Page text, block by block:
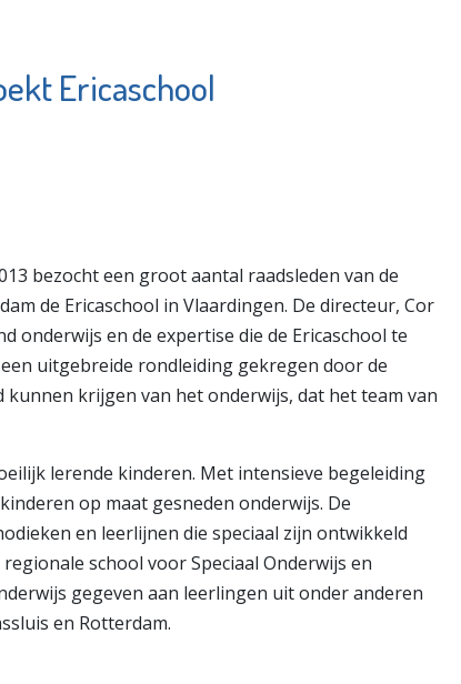
Ericaschool
bezocht een groot aantal raadsleden van de
de Ericaschool in Vlaardingen. De directeur, Cor
onderwijs en de expertise die de Ericaschool te
uitgebreide rondleiding gekregen door de
krijgen van het onderwijs, dat het team van
lerende kinderen. Met intensieve begeleiding
op maat gesneden onderwijs. De
en leerlijnen die speciaal zijn ontwikkeld
school voor Speciaal Onderwijs en
gegeven aan leerlingen uit onder anderen
en Rotterdam.
pagina